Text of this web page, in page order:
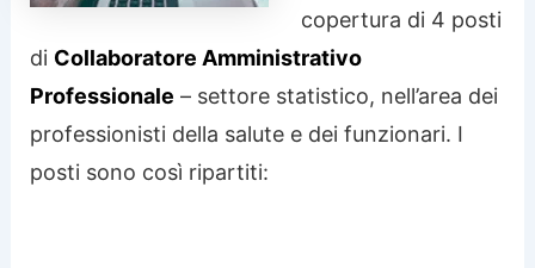
copertura di 4 posti
di Collaboratore Amministrativo
Professionale – settore statistico, nell’area dei
professionisti della salute e dei funzionari. I
posti sono così ripartiti: